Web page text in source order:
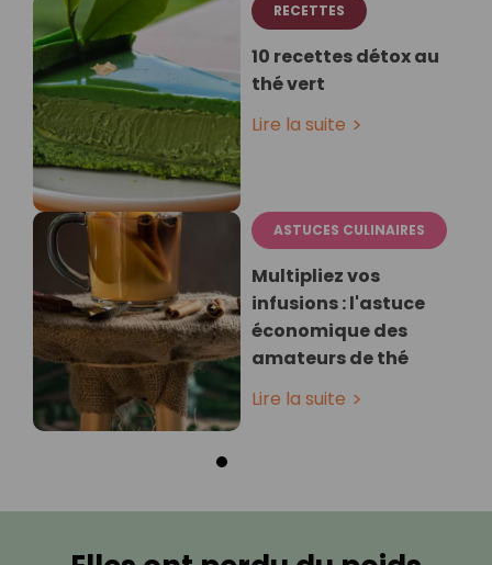
RECETTES
10 recettes détox au
thé vert
Lire la suite
ASTUCES CULINAIRES
Multipliez vos
infusions : l'astuce
économique des
amateurs de thé
Lire la suite